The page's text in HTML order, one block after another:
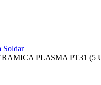
Soldar
PLASMA PT31 (5